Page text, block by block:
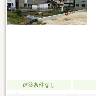
建築条件なし